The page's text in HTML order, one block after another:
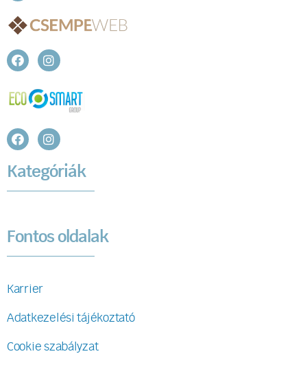
Kategóriák
Fontos oldalak
Karrier
Adatkezelési tájékoztató
Cookie szabályzat